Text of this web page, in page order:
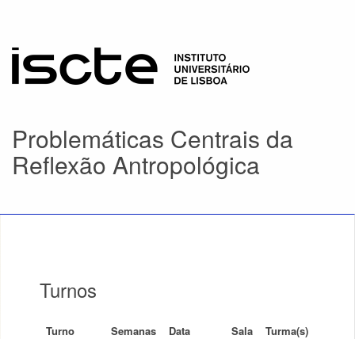
Problemáticas Centrais da
Reflexão Antropológica
Turnos
Turno Semanas Data Sala
Turma(s)